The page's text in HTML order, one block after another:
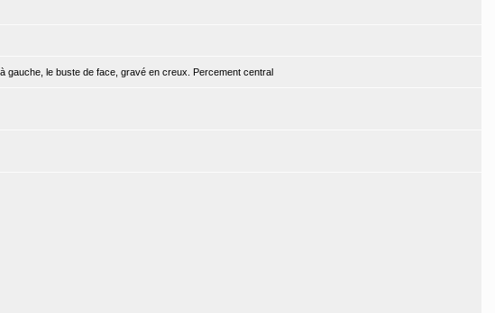
gauche, le buste de face, gravé en creux. Percement central